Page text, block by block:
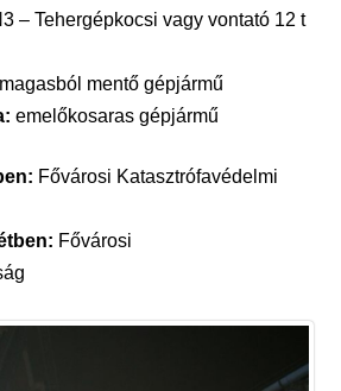
– Tehergépkocsi vagy vontató 12 t
magasból mentő gépjármű
emelőkosaras gépjármű
Fővárosi Katasztrófavédelmi
Fővárosi